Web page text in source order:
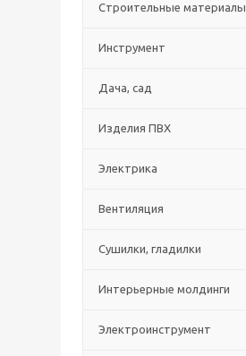
Строительные материалы
Инструмент
Дача, сад
Изделия ПВХ
Электрика
Вентиляция
Сушилки, гладилки
Интерьерные молдинги
Электроинструмент